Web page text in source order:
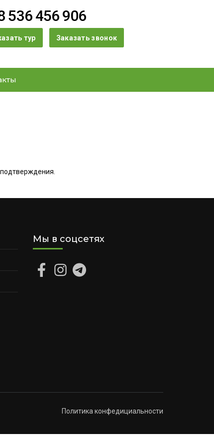
536 456 906
тур Заказать звонок
Мы в соцсетях
Политика конфедициальности